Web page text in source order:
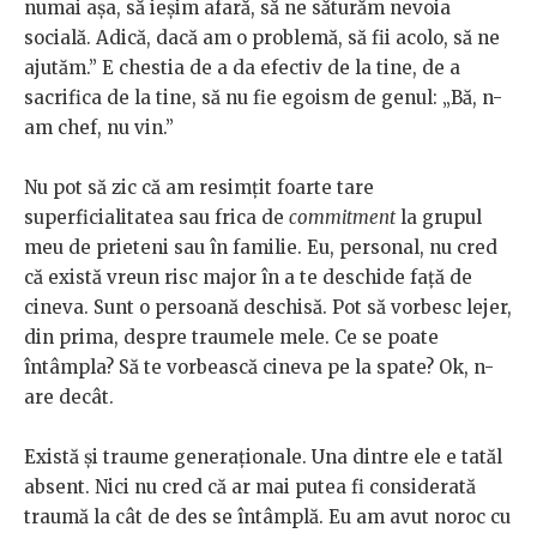
numai așa, să ieșim afară, să ne săturăm nevoia
socială. Adică, dacă am o problemă, să fii acolo, să ne
ajutăm.” E chestia de a da efectiv de la tine, de a
sacrifica de la tine, să nu fie egoism de genul: „Bă, n-
am chef, nu vin.”
Nu pot să zic că am resimțit foarte tare
superficialitatea sau frica de commitmentla grupul
meu de prieteni sau în familie. Eu, personal, nu cred
că există vreun risc major în a te deschide față de
cineva. Sunt o persoană deschisă. Pot să vorbesc lejer,
din prima, despre traumele mele. Ce se poate
întâmpla? Să te vorbească cineva pe la spate? Ok, n-
are decât.
Există și traume generaționale. Una dintre ele e tatăl
absent. Nici nu cred că ar mai putea fi considerată
traumă la cât de des se întâmplă. Eu am avut noroc cu